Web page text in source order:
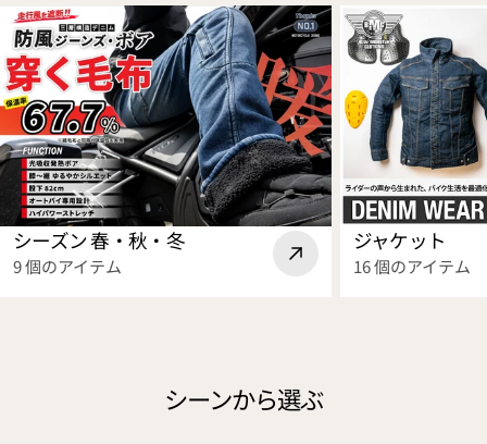
テ
ー
ク
化』
で
フ
ル
モ
デ
ル
チ
を
遮
断
す
る
【防
風
ジ
ー
ア
ッ
化』
で
毎
秒
250cc
走
行
を
取
シーズン 春・秋・冬
9 個のアイテム
ジャケット
16 個のアイテム
シーンから選ぶ